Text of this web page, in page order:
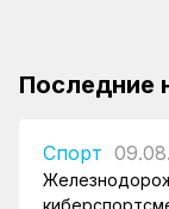
Последние
Спорт